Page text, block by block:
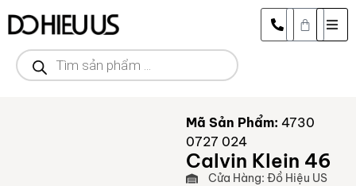
Mã Sản Phẩm: 4730
0727 024
Calvin Klein 46
Cửa Hàng: Đồ Hiệu US